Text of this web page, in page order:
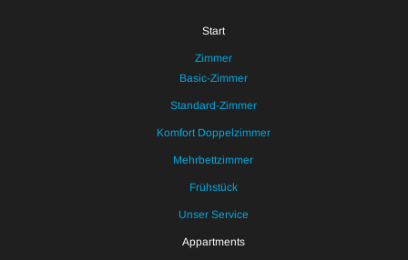
Start
Zimmer
Basic-Zimmer
Standard-Zimmer
Komfort Doppelzimmer
Mehrbettzimmer
Frühstück
Unser Service
Appartments